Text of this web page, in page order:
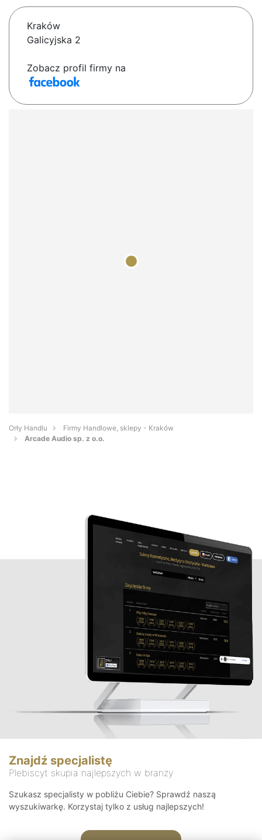
Kraków
Galicyjska 2
Zobacz profil firmy na
Orły Handlu
Firmy Handlowe, sklepy - Kraków
Arcade Audio sp. z o.o.
Znajdź specjalistę
Plebiscyt skupia najlepszych w branży
Szukasz specjalisty w pobliżu Ciebie? Sprawdź naszą
wyszukiwarkę. Korzystaj tylko z usług najlepszych!